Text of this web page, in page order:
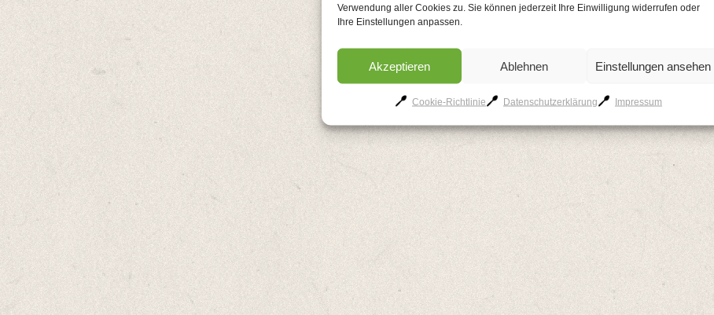
Verwendung aller Cookies zu. Sie können jederzeit Ihre Einwilligung widerrufen oder
Ihre Einstellungen anpassen.
Akzeptieren Ablehnen Einstellungen ansehen
Cookie-Richtlinie Datenschutzerklärung Impressum